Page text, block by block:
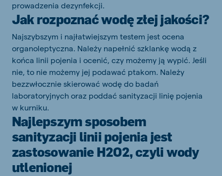
prowadzenia dezynfekcji.
Jak rozpoznać wodę złej jakości?
Najszybszym i najłatwiejszym testem jest ocena
organoleptyczna. Należy napełnić szklankę wodą z
końca linii pojenia i ocenić, czy możemy ją wypić. Jeśli
nie, to nie możemy jej podawać ptakom. Należy
bezzwłocznie skierować wodę do badań
laboratoryjnych oraz poddać sanityzacji linię pojenia
w kurniku.
Najlepszym sposobem
sanityzacji linii pojenia jest
zastosowanie H2O2, czyli wody
utlenionej